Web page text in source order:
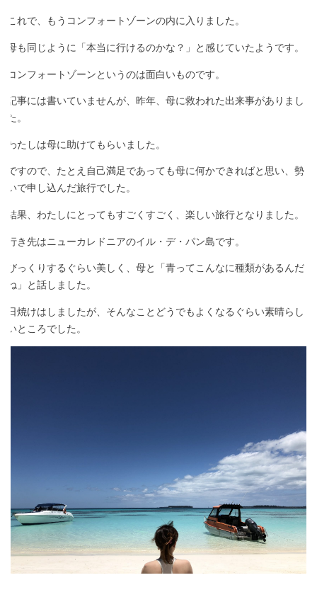
これで、もうコンフォートゾーンの内に入りました。
母も同じように「本当に行けるのかな？」と感じていたようです。
コンフォートゾーンというのは面白いものです。
記事には書いていませんが、昨年、母に救われた出来事がありまし
た。
わたしは母に助けてもらいました。
ですので、たとえ自己満足であっても母に何かできればと思い、勢
いで申し込んだ旅行でした。
結果、わたしにとってもすごくすごく、楽しい旅行となりました。
行き先はニューカレドニアのイル・デ・パン島です。
びっくりするぐらい美しく、母と「青ってこんなに種類があるんだ
ね」と話しました。
日焼けはしましたが、そんなことどうでもよくなるぐらい素晴らし
いところでした。